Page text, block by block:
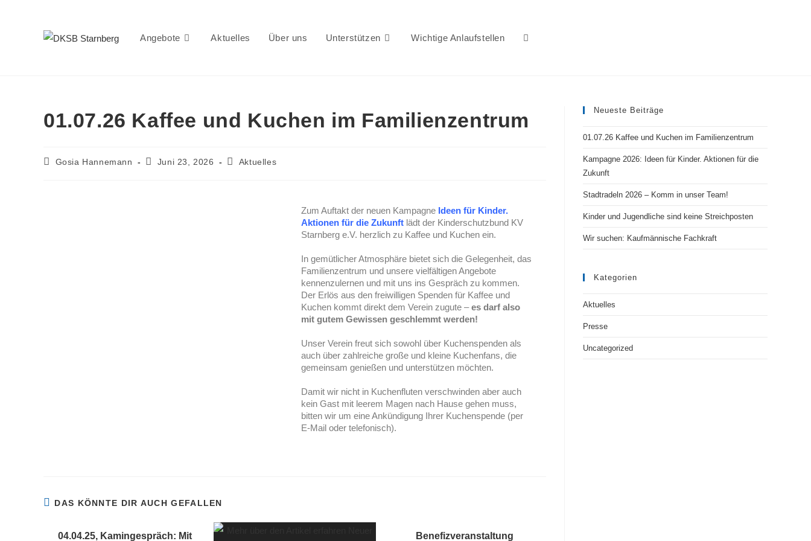
Angebote Aktuelles Über uns Unterstützen Wichtige Anlaufstellen
01.07.26 Kaffee und Kuchen im Familienzentrum
Gosia Hannemann Juni 23, 2026 Aktuelles
Zum Auftakt der neuen Kampagne Ideen für Kinder.
Aktionen für die Zukunftlädt der Kinderschutzbund KV
Starnberg e.V. herzlich zu Kaffee und Kuchen ein.
In gemütlicher Atmosphäre bietet sich die Gelegenheit, das
Familienzentrum und unsere vielfältigen Angebote
kennenzulernen und mit uns ins Gespräch zu kommen.
Der Erlös aus den freiwilligen Spenden für Kaffee und
Kuchen kommt direkt dem Verein zugute –es darf also
mit gutem Gewissen geschlemmt werden!
Unser Verein freut sich sowohl über Kuchenspenden als
auch über zahlreiche große und kleine Kuchenfans, die
gemeinsam genießen und unterstützen möchten.
Damit wir nicht in Kuchenfluten verschwinden aber auch
kein Gast mit leerem Magen nach Hause gehen muss,
bitten wir um eine Ankündigung Ihrer Kuchenspende (per
E-Mail oder telefonisch).
DAS KÖNNTE DIR AUCH GEFALLEN
04.04.25, Kamingespräch: Mit Benefizveranstaltung
Neueste Beiträge
01.07.26 Kaffee und Kuchen im Familienzentrum
Kampagne 2026: Ideen für Kinder. Aktionen für die
Zukunft
Stadtradeln 2026 – Komm in unser Team!
Kinder und Jugendliche sind keine Streichposten
Wir suchen: Kaufmännische Fachkraft
Kategorien
Aktuelles
Presse
Uncategorized